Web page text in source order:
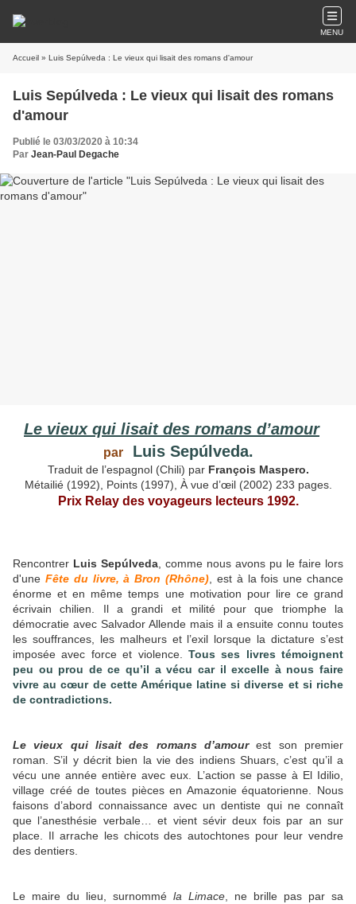
MENU
Accueil » Luis Sepúlveda : Le vieux qui lisait des romans d'amour
Luis Sepúlveda : Le vieux qui lisait des romans
d'amour
Publié le 03/03/2020 à 10:34
Par Jean-Paul Degache
Le vieux qui lisait des romans d’amour
par Luis Sepúlveda.
Traduit de l’espagnol (Chili) parFrançois Maspero.
Métailié (1992), Points (1997), À vue d’œil (2002) 233 pages.
Prix Relay des voyageurs lecteurs 1992.
Rencontrer Luis Sepúlveda , comme nous avons pu le faire lors
d'une Fête du livre, à Bron (Rhône) , est à la fois une chance
énorme et en même temps une motivation pour lire ce grand
écrivain chilien. Il a grandi et milité pour que triomphe la
démocratie avec Salvador Allende mais il a ensuite connu toutes
les souffrances, les malheurs et l’exil lorsque la dictature s’est
imposée avec force et violence. Tous ses livres témoignent
peu ou prou de ce qu’il a vécu car il excelle à nous faire
vivre au cœur de cette Amérique latine si diverse et si riche
de contradictions.
Le vieux qui lisait des romans d’amourest son premier
roman. S’il y décrit bien la vie des indiens Shuars, c’est qu’il a
vécu une année entière avec eux. L’action se passe à El Idilio,
village créé de toutes pièces en Amazonie équatorienne. Nous
faisons d’abord connaissance avec un dentiste qui ne connaît
que l’anesthésie verbale… et vient sévir deux fois par an sur
place. Il arrache les chicots des autochtones pour leur vendre
des dentiers.
Le maire du lieu, surnommé la Limace , ne brille pas par sa